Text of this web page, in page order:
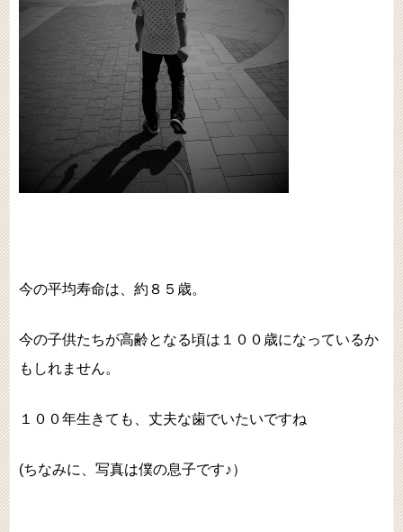
今の平均寿命は、約８５歳。
今の子供たちが高齢となる頃は１００歳になっているか
もしれません。
１００年生きても、丈夫な歯でいたいですね
(ちなみに、写真は僕の息子です♪）